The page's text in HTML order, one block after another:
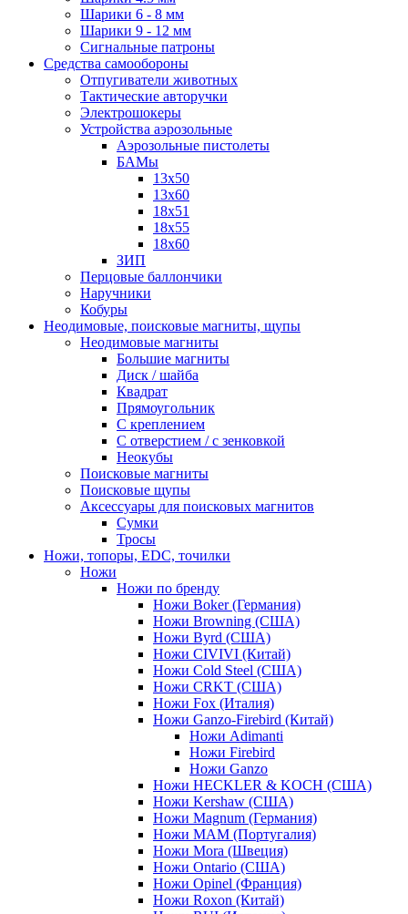
Шарики 6 - 8 мм
Шарики 9 - 12 мм
Сигнальные патроны
Средства самообороны
Отпугиватели животных
Тактические авторучки
Электрошокеры
Устройства аэрозольные
Аэрозольные пистолеты
БАМы
13х50
13х60
18х51
18х55
18х60
ЗИП
Перцовые баллончики
Наручники
Кобуры
Неодимовые, поисковые магниты, щупы
Неодимовые магниты
Большие магниты
Диск / шайба
Квадрат
Прямоугольник
С креплением
С отверстием / с зенковкой
Неокубы
Поисковые магниты
Поисковые щупы
Аксессуары для поисковых магнитов
Сумки
Тросы
Ножи, топоры, EDC, точилки
Ножи
Ножи по бренду
Ножи Boker (Германия)
Ножи Browning (США)
Ножи Byrd (США)
Ножи CIVIVI (Китай)
Ножи Cold Steel (США)
Ножи CRKT (США)
Ножи Fox (Италия)
Ножи Ganzo-Firebird (Китай)
Ножи Adimanti
Ножи Firebird
Ножи Ganzo
Ножи HECKLER & KOCH (США)
Ножи Kershaw (США)
Ножи Magnum (Германия)
Ножи MAM (Португалия)
Ножи Mora (Швеция)
Ножи Ontario (США)
Ножи Opinel (Франция)
Ножи Roxon (Китай)